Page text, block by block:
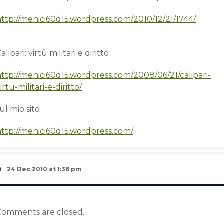
menici60d15.wordpress.com/2010/12/21/1744/
virtù militari e diritto
menici60d15.wordpress.com/2008/06/21/calipari-
militari-e-diritto/
mio sito
menici60d15.wordpress.com/
24 Dec 2010 at 1:36 pm
are closed.